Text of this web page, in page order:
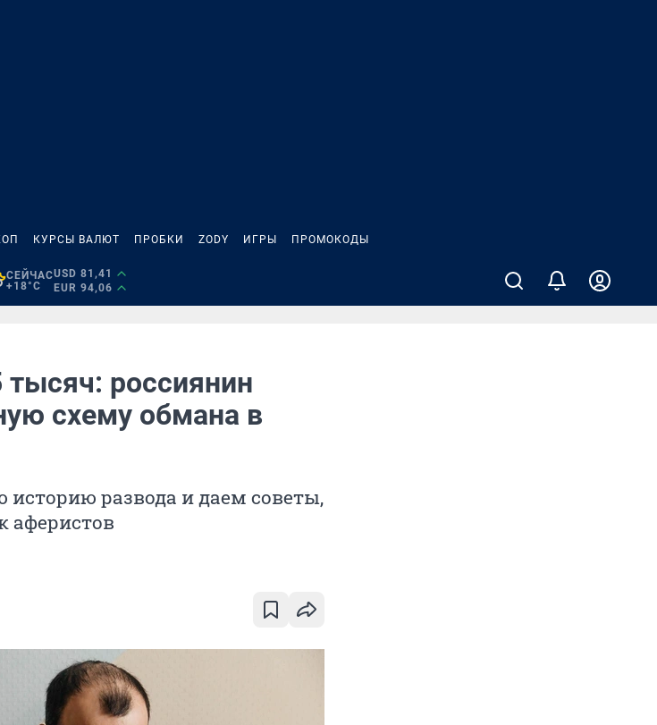
КУРСЫ ВАЛЮТ ПРОБКИ ZODY ИГРЫ ПРОМОКОДЫ
СЕЙЧАС
+18°C
USD 81,41
EUR 94,06
россиянин
схему обмана в
историю развода и даем советы,
аферистов